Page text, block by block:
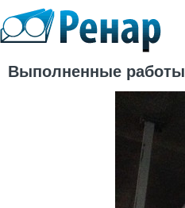
Выполненные работы